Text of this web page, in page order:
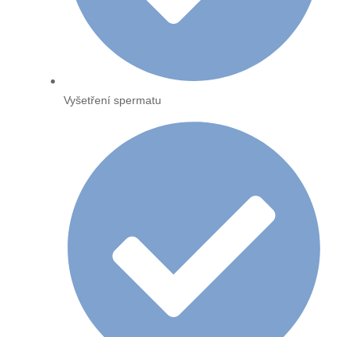
Vyšetření spermatu